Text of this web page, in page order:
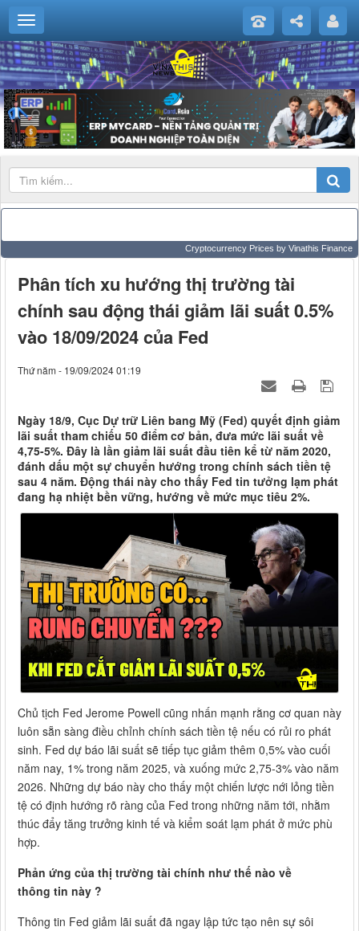
Cryptocurrency Prices by Vinathis Finance
Phân tích xu hướng thị trường tài
chính sau động thái giảm lãi suất 0.5%
vào 18/09/2024 của Fed
Thứ năm - 19/09/2024 01:19
Ngày 18/9, Cục Dự trữ Liên bang Mỹ (Fed) quyết định giảm
lãi suất tham chiếu 50 điểm cơ bản, đưa mức lãi suất về
4,75-5%. Đây là lần giảm lãi suất đầu tiên kể từ năm 2020,
đánh dấu một sự chuyển hướng trong chính sách tiền tệ
sau 4 năm. Động thái này cho thấy Fed tin tưởng lạm phát
đang hạ nhiệt bền vững, hướng về mức mục tiêu 2%.
Chủ tịch Fed Jerome Powell cũng nhấn mạnh rằng cơ quan này
luôn sẵn sàng điều chỉnh chính sách tiền tệ nếu có rủi ro phát
sinh. Fed dự báo lãi suất sẽ tiếp tục giảm thêm 0,5% vào cuối
năm nay, 1% trong năm 2025, và xuống mức 2,75-3% vào năm
2026. Những dự báo này cho thấy một chiến lược nới lỏng tiền
tệ có định hướng rõ ràng của Fed trong những năm tới, nhằm
thúc đẩy tăng trưởng kinh tế và kiểm soát lạm phát ở mức phù
hợp.
Phản ứng của thị trường tài chính như thế nào về
thông tin này ?
Thông tin Fed giảm lãi suất đã ngay lập tức tạo nên sự sôi